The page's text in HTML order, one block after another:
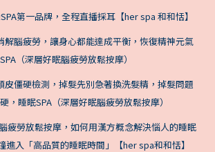
第一品牌，全程直播採耳【her spa 和和恬】
解腦疲勞，讓身心都能達成平衡，恢復精神元氣
（深層好眠腦疲勞放鬆按摩）
皮僵硬檢測，掉髮先別急著換洗髮精，掉髮問題
，睡眠SPA（深層好眠腦疲勞放鬆按摩）
疲勞放鬆按摩，如何用漢方概念解決惱人的睡眠
進入「高品質的睡眠時間」【her spa和和恬】